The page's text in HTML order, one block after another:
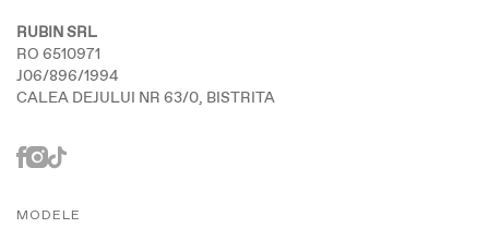
RUBIN SRL
RO 6510971
J06/896/1994
CALEA DEJULUI NR 63/0, BISTRITA
MODELE